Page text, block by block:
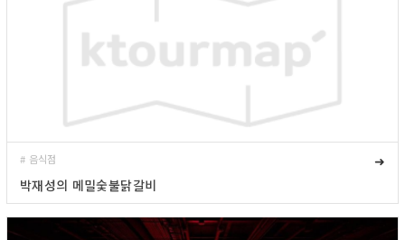
# 음식점
➜
박재성의 메밀숯불닭갈비